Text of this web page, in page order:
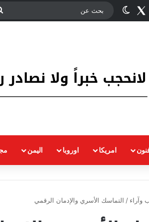
threads
Twitterالوضع المظلم
امريكا اوروبا اليمن
وآراء / التماسك الأسري والإدمان الرقمي